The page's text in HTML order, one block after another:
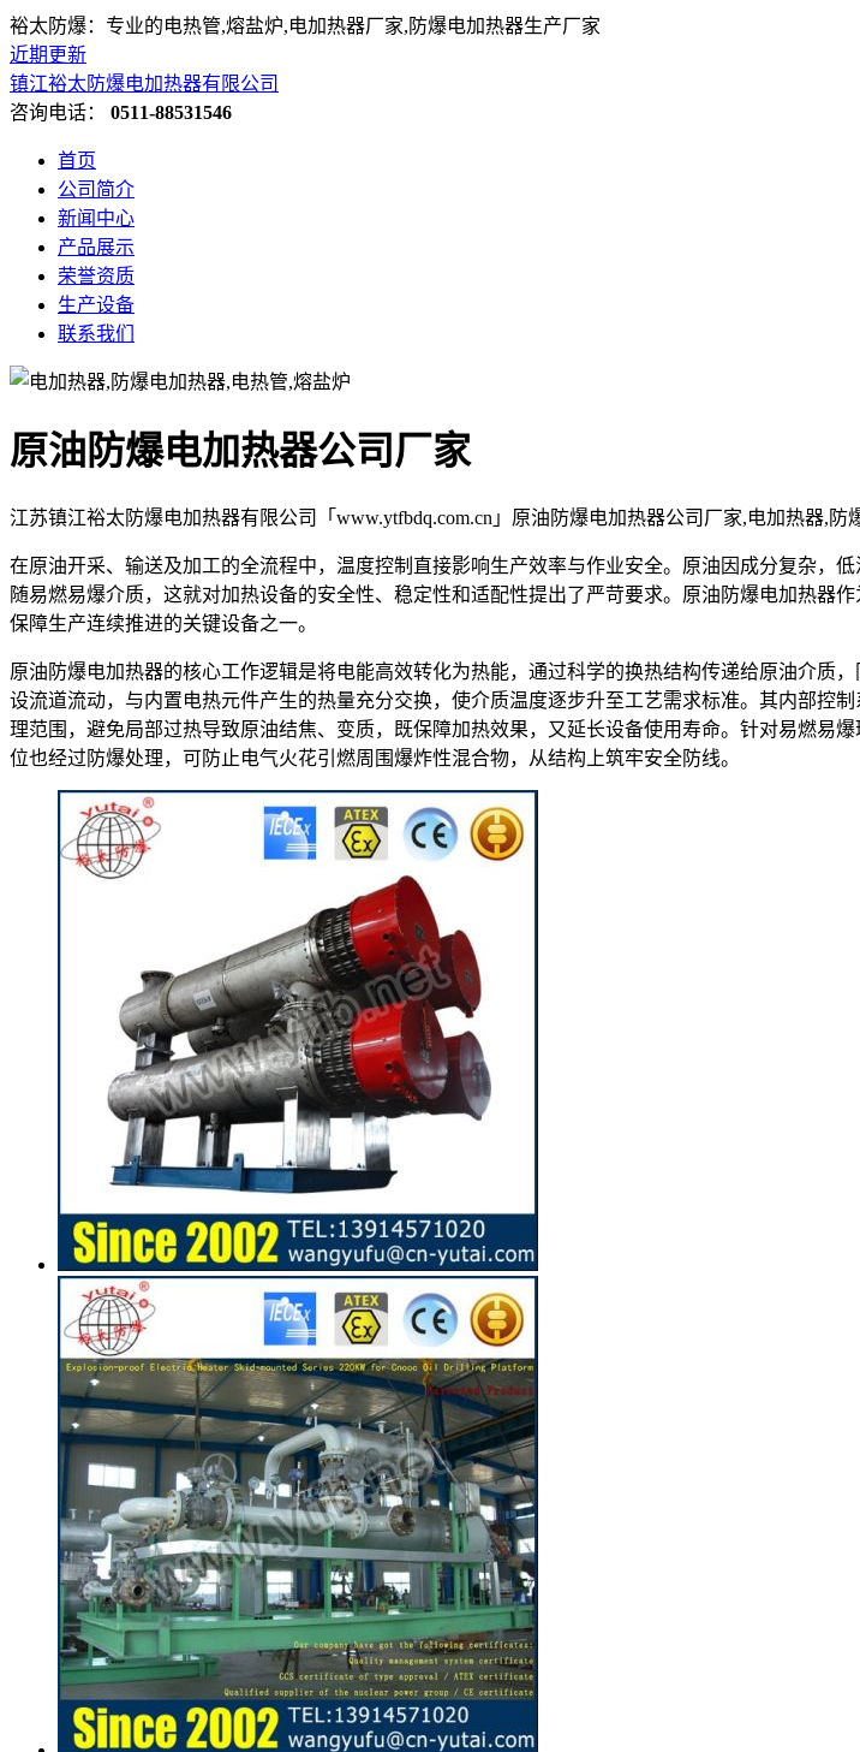
裕太防爆：专业的电热管,熔盐炉,电加热器厂家,防爆电加热器生产厂家
近期更新
镇江裕太防爆电加热器有限公司
咨询电话： 0511-88531546
首页
公司简介
新闻中心
产品展示
荣誉资质
生产设备
联系我们
原油防爆电加热器公司厂家
江苏镇江裕太防爆电加热器有限公司「www.ytfbdq.com.cn」原油防爆电加热器公司厂家,电加热器,
在原油开采、输送及加工的全流程中，温度控制直接影响生产效率与作业安全。原油因成分复杂，
随易燃易爆介质，这就对加热设备的安全性、稳定性和适配性提出了严苛要求。原油防爆电加热器
保障生产连续推进的关键设备之一。
原油防爆电加热器的核心工作逻辑是将电能高效转化为热能，通过科学的换热结构传递给原油介质
设流道流动，与内置电热元件产生的热量充分交换，使介质温度逐步升至工艺需求标准。其内部控
理范围，避免局部过热导致原油结焦、变质，既保障加热效果，又延长设备使用寿命。针对易燃易
位也经过防爆处理，可防止电气火花引燃周围爆炸性混合物，从结构上筑牢安全防线。